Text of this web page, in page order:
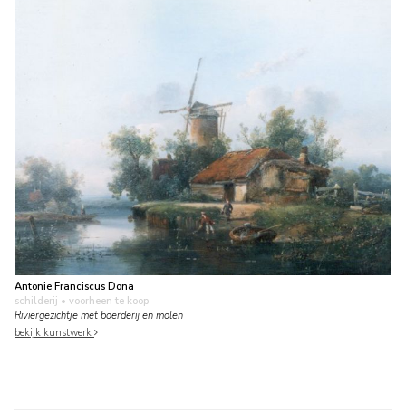
Antonie Franciscus Dona
schilderij • voorheen te koop
Riviergezichtje met boerderij en molen
bekijk kunstwerk